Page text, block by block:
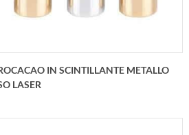
IN SCINTILLANTE METALLO
LASER